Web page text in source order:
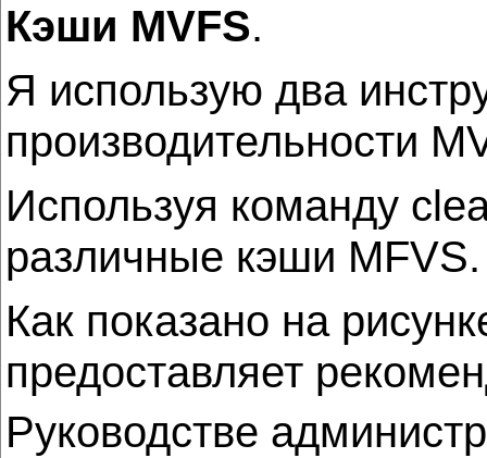
Кэши MVFS.
Я использую два
производительности
Используя команду
различные кэши MFVS.
Как показано на
предоставляет
Руководстве